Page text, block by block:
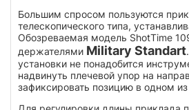
Большим спросом пользуются
телескопического типа,
Обозреваемая модель ShotTime
держателями Military Standart
установки не понадобится
надвинуть плечевой упор на
зафиксировать позицию в одном из